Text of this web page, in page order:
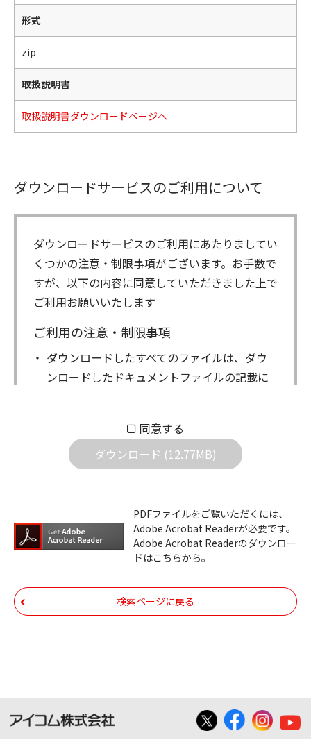
形式
zip
取扱説明書
取扱説明書ダウンロードページへ
ダウンロードサービスのご利用について
ダウンロードサービスのご利用にあたりましてい
くつかの注意・制限事項がございます。お手数で
すが、以下の内容に同意していただきました上で
ご利用お願いいたします
ご利用の注意・制限事項
ダウンロードしたすべてのファイルは、ダウ
ンロードしたドキュメントファイルの記載に
社は一切の責任を負いません。また、ファイ
ルの内容などの変更は一切行わないでくださ
機器のコントロールコマンドの仕様書、およ
びその他すべてのダウンロードファイルにつ
いての著作権を含むすべての権利は、アイコ
帰属します。ダウンロードしたファイルは、
個人で使用される以外にはご使用できませ
せんのでご了承ください。
同意する
ダウンロード (12.77MB)
PDFファイルをご覧いただくには、
Adobe Acrobat Readerが必要です。
Adobe Acrobat Readerのダウンロー
ドはこちらから。
検索ページに戻る